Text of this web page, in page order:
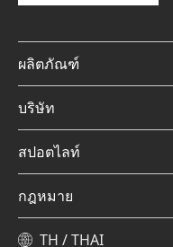
ผลิตภัณฑ์
บริษัท
สปอตไลท์
กฎหมาย
TH / THAI